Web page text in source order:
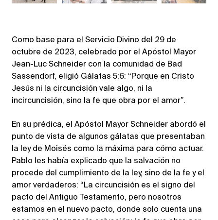
Como base para el Servicio Divino del 29 de
octubre de 2023, celebrado por el Apóstol Mayor
Jean-Luc Schneider con la comunidad de Bad
Sassendorf, eligió Gálatas 5:6: “Porque en Cristo
Jesús ni la circuncisión vale algo, ni la
incircuncisión, sino la fe que obra por el amor”.
En su prédica, el Apóstol Mayor Schneider abordó el
punto de vista de algunos gálatas que presentaban
la ley de Moisés como la máxima para cómo actuar.
Pablo les había explicado que la salvación no
procede del cumplimiento de la ley, sino de la fe y el
amor verdaderos: “La circuncisión es el signo del
pacto del Antiguo Testamento, pero nosotros
estamos en el nuevo pacto, donde solo cuenta una